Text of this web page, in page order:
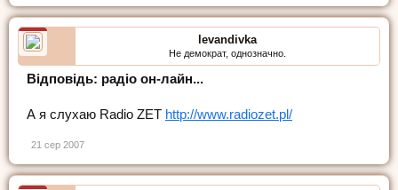
levandivka
Не демократ, однозначно.
Відповідь: радіо он-лайн...
А я слухаю Radio ZET http://www.radiozet.pl/
21 сер 2007